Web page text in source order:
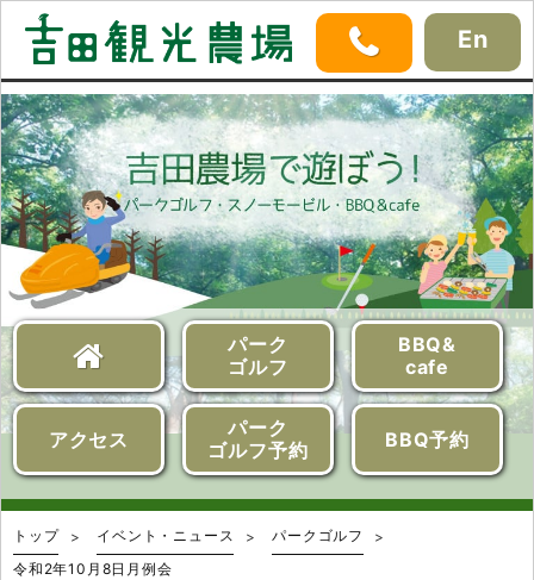
En
パーク
ゴルフ
BBQ&
cafe
アクセス
パーク
ゴルフ予約
BBQ予約
トップ イベント・ニュース
パークゴルフ
令和2年10月8日月例会